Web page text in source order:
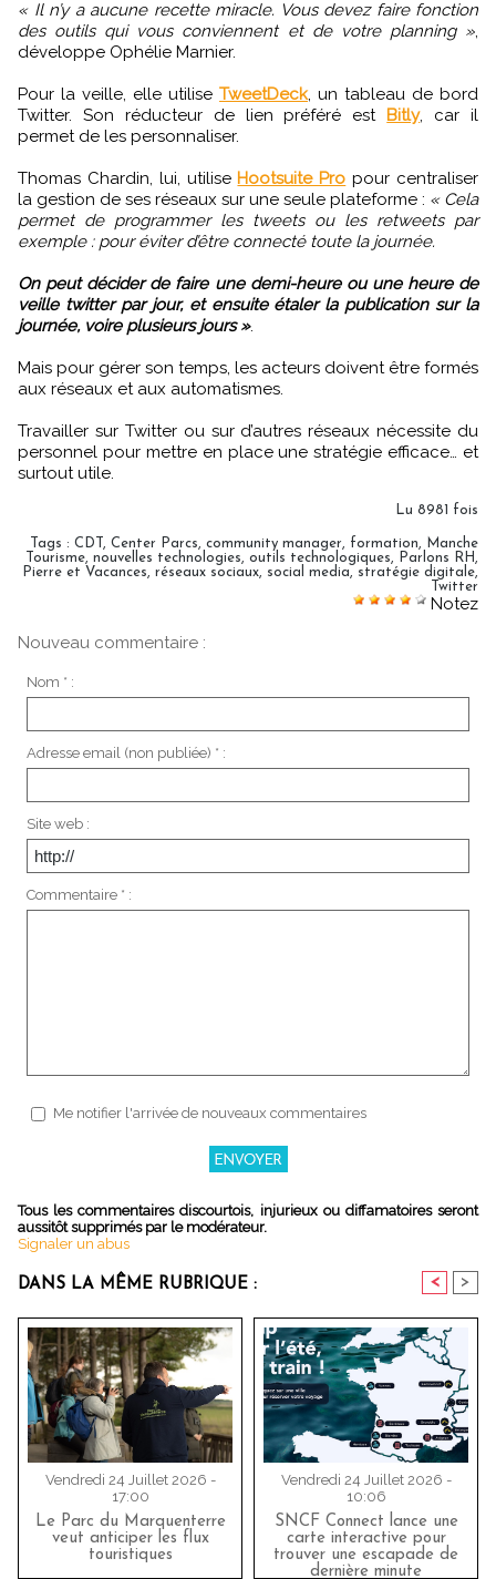
« Il n’y a aucune recette miracle. Vous devez faire fonction
des outils qui vous conviennent et de votre planning »,
développe Ophélie Marnier.
Pour la veille, elle utilise TweetDeck, un tableau de bord
Twitter. Son réducteur de lien préféré est Bitly, car il
permet de les personnaliser.
Thomas Chardin, lui, utilise Hootsuite Pro pour centraliser
la gestion de ses réseaux sur une seule plateforme : « Cela
permet de programmer les tweets ou les retweets par
exemple : pour éviter d’être connecté toute la journée.
On peut décider de faire une demi-heure ou une heure de
veille twitter par jour, et ensuite étaler la publication sur la
journée, voire plusieurs jours ».
Mais pour gérer son temps, les acteurs doivent être formés
aux réseaux et aux automatismes.
Travailler sur Twitter ou sur d’autres réseaux nécessite du
personnel pour mettre en place une stratégie efficace… et
surtout utile.
Lu 8981 fois
Tags : CDT , Center Parcs, community manager, formation,
Manche
Tourisme, nouvelles technologies, outils technologiques, Parlons RH,
Pierre et Vacances, réseaux sociaux, social media, stratégie digitale,
Twitter
Notez
Nouveau commentaire :
Nom * :
Adresse email (non publiée) * :
Site web :
Commentaire * :
Me notifier l'arrivée de nouveaux commentaires
Tous les commentaires discourtois, injurieux ou diffamatoires seront
aussitôt supprimés par le modérateur.
Signaler un abus
DANS LA MÊME RUBRIQUE : < >
Vendredi 24 Juillet 2026 -
17:00
Le Parc du Marquenterre
veut anticiper les flux
touristiques
Vendredi 24 Juillet 2026 -
10:06
SNCF Connect lance une
carte interactive pour
trouver une escapade de
dernière minute